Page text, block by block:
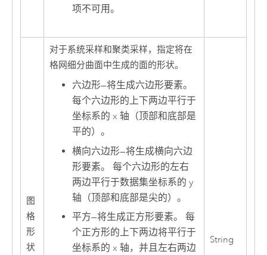
项不可用。
图
格
形
状
对于系统采样和聚类采样，指定将在
格网细分曲面中生成的面的形状。
六边形—将生成六边形要素。
每个六边形的上下两边平行于
坐标系的 x 轴（顶部和底部是
平的）。
横向六边形—将生成横向六边
形要素。 每个六边形的左右
两边平行于数据集坐标系的 y
轴（顶部和底部是尖的）。
平方—将生成正方形要素。 每
个正方形的上下两边将平行于
坐标系的 x 轴，并且左右两边
String